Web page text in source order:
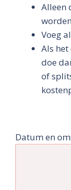
Alleen
Voeg
Als
doe
of
Datum en